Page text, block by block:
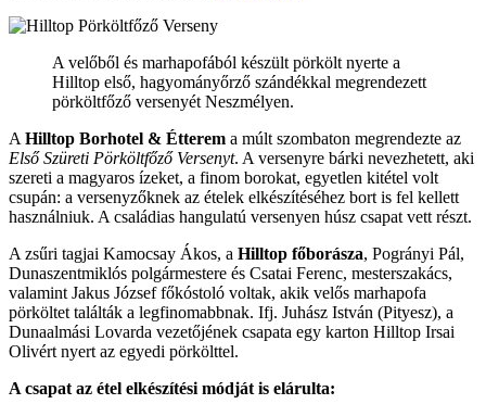
A velőből és marhapofából készült pörkölt nyerte a
Hilltop első, hagyományőrző szándékkal megrendezett
pörköltfőző versenyét Neszmélyen.
A Hilltop Borhotel & Étterem a múlt szombaton megrendezte az
Első Szüreti Pörköltfőző Versenyt. A versenyre bárki nevezhetett, aki
szereti a magyaros ízeket, a finom borokat, egyetlen kitétel volt
csupán: a versenyzőknek az ételek elkészítéséhez bort is fel kellett
használniuk. A családias hangulatú versenyen húsz csapat vett részt.
A zsűri tagjai Kamocsay Ákos, a Hilltop főborásza, Pogrányi Pál,
Dunaszentmiklós polgármestere és Csatai Ferenc, mesterszakács,
valamint Jakus József főkóstoló voltak, akik velős marhapofa
pörköltet találták a legfinomabbnak. Ifj. Juhász István (Pityesz), a
Dunaalmási Lovarda vezetőjének csapata egy karton Hilltop Irsai
Olivért nyert az egyedi pörkölttel.
A csapat az étel elkészítési módját is elárulta: